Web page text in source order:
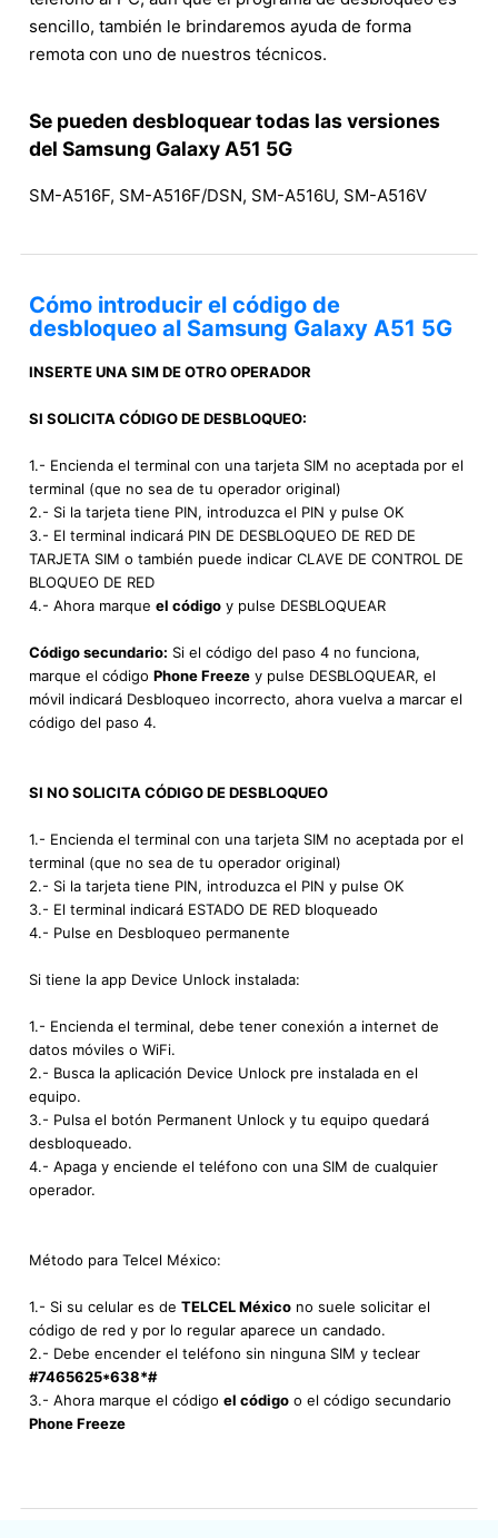
sencillo, también le brindaremos ayuda de forma
remota con uno de nuestros técnicos.
Se pueden desbloquear todas las versiones
del Samsung Galaxy A51 5G
SM-A516F, SM-A516F/DSN, SM-A516U, SM-A516V
Cómo introducir el código de
desbloqueo al Samsung Galaxy A51 5G
INSERTE UNA SIM DE OTRO OPERADOR
SI SOLICITA CÓDIGO DE DESBLOQUEO:
1.- Encienda el terminal con una tarjeta SIM no aceptada por el
terminal (que no sea de tu operador original)
2.- Si la tarjeta tiene PIN, introduzca el PIN y pulse OK
3.- El terminal indicará PIN DE DESBLOQUEO DE RED DE
TARJETA SIM o también puede indicar CLAVE DE CONTROL DE
BLOQUEO DE RED
4.- Ahora marque el código y pulse DESBLOQUEAR
Código secundario: Si el código del paso 4 no funciona,
marque el código Phone Freeze y pulse DESBLOQUEAR, el
móvil indicará Desbloqueo incorrecto, ahora vuelva a marcar el
código del paso 4.
SI NO SOLICITA CÓDIGO DE DESBLOQUEO
1.- Encienda el terminal con una tarjeta SIM no aceptada por el
terminal (que no sea de tu operador original)
2.- Si la tarjeta tiene PIN, introduzca el PIN y pulse OK
3.- El terminal indicará ESTADO DE RED bloqueado
4.- Pulse en Desbloqueo permanente
Si tiene la app Device Unlock instalada:
1.- Encienda el terminal, debe tener conexión a internet de
datos móviles o WiFi.
2.- Busca la aplicación Device Unlock pre instalada en el
equipo.
3.- Pulsa el botón Permanent Unlock y tu equipo quedará
desbloqueado.
4.- Apaga y enciende el teléfono con una SIM de cualquier
operador.
Método para Telcel México:
1.- Si su celular es de TELCEL México no suele solicitar el
código de red y por lo regular aparece un candado.
2.- Debe encender el teléfono sin ninguna SIM y teclear
#7465625*638*#
3.- Ahora marque el código el código o el código secundario
Phone Freeze